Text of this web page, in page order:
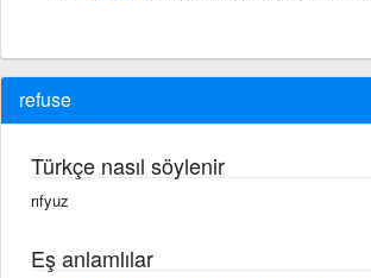
refuse
Türkçe nasıl söylenir
rıfyuz
Eş anlamlılar